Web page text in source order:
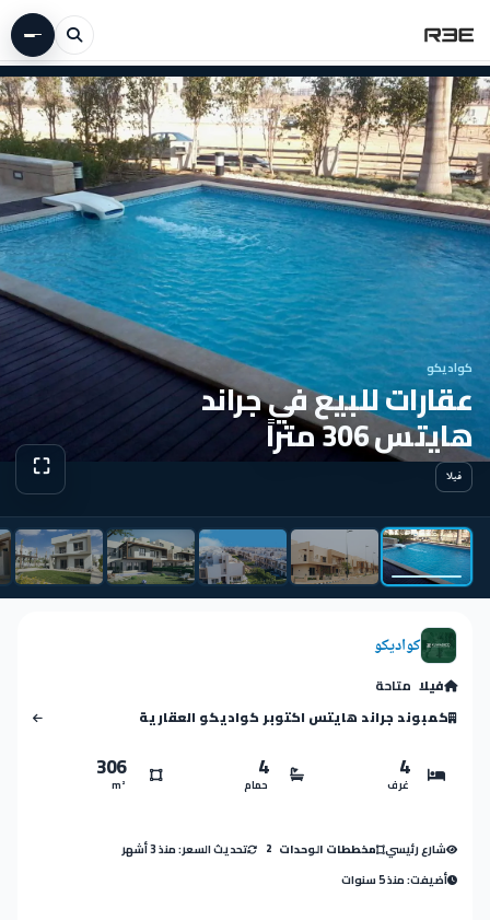
كواديكو
عقارات للبيع في جراند
هايتس 306 متراً
فيلا ⛶عرض
كواديكو
فيلا متاحة
كمبوند جراند هايتس اكتوبر كواديكو العقارية
4
غرف
4
حمام
306
m²
شارع رئيسي مخططات الوحدات 2
تحديث السعر: منذ 3 أشهر
أضيفت: منذ 5 سنوات